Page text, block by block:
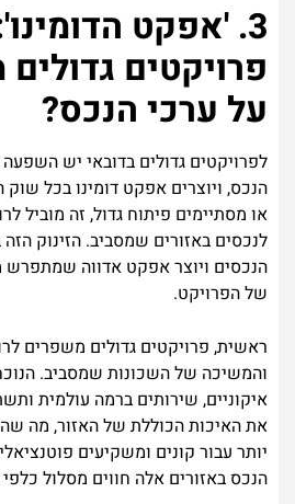
3. 'אפקט
פרויקטים
על ערכי הנכס?
לפרויקטים גדולים בדובאי יש
הנכס, ויוצרים אפקט דומינו בכל
או מסתיימים פיתוח גדול, זה מוביל
לנכסים באזורים שמסביב. הזינוק
הנכסים ויוצר אפקט אדווה שמתפרש
של הפרויקט.
ראשית, פרויקטים גדולים משפרים
והמשיכה של השכונות שמסביב.
איקוניים, שירותים ברמה עולמית
את האיכות הכוללת של האזור, מה
יותר עבור קונים ומשקיעים
הנכס באזורים אלה חווים מסלול